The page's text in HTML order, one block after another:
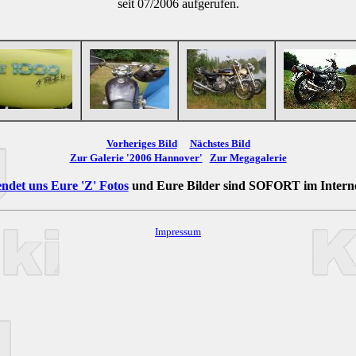
seit 07/2006 aufgerufen.
Vorheriges Bild
Nächstes Bild
Zur Galerie '2006 Hannover'
Zur Megagalerie
uns Eure 'Z' Fotosund Eure Bilder sind SOFORTim
Impressum